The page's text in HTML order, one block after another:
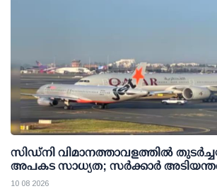
സിഡ്‌നി വിമാനത്താവളത്തില്‍
അപകട സാധ്യത; സര്‍ക്കാര്‍
10 08 2026